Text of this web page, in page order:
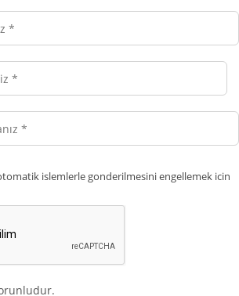
islemlerle gonderilmesini engellemek icin